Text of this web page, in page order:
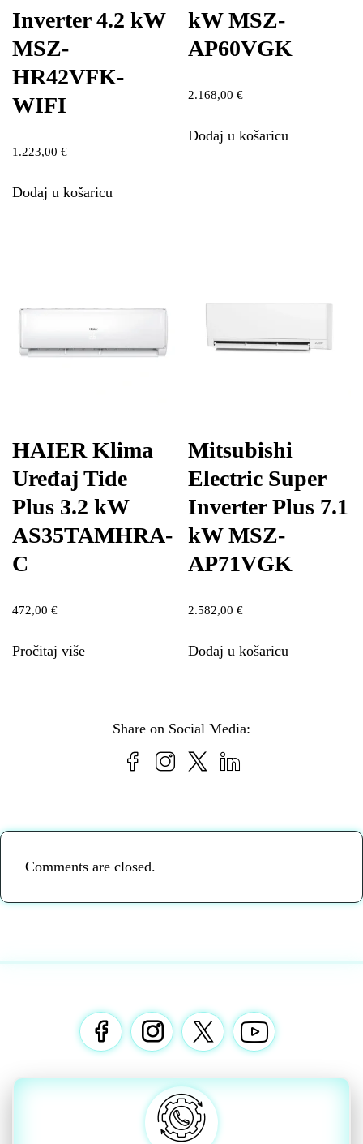
Inverter 4.2 kW
MSZ-
HR42VFK-
WIFI
1.223,00 €
Dodaj u košaricu
kW MSZ-
AP60VGK
2.168,00€
Dodaj u košaricu
HAIER Klima
Uređaj Tide
Plus 3.2 kW
AS35TAMHRA-
C
472,00 €
Pročitaj više
Mitsubishi
Electric Super
Inverter Plus 7.1
kW MSZ-
AP71VGK
2.582,00€
Dodaj u košaricu
Share on Social Media:
Comments are closed.